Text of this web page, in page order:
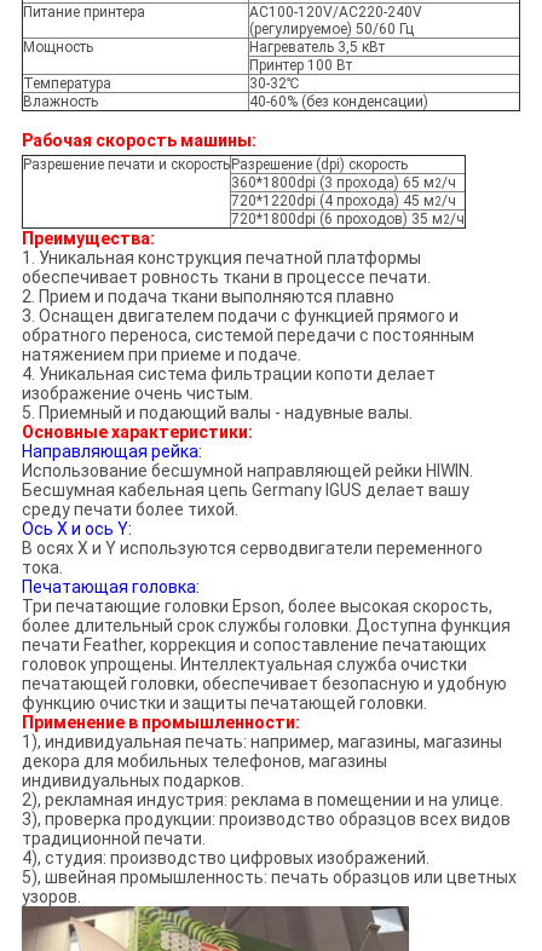
Питание принтера
AC100-120V/AC220-240V
(регулируемое) 50/60 Гц
Мощность
Нагреватель 3,5 кВт
Принтер 100 Вт
Температура
30-32℃
Влажность
40-60% (без конденсации)
Рабочая скорость машины:
Разрешение печати и скорость Разрешение (dpi) скорость
360*1800dpi (3 прохода) 65 м2/ч
720*1220dpi (4 прохода) 45 м2/ч
720*1800dpi (6 проходов) 35 м2/ч
Преимущества:
1. Уникальная конструкция печатной платформы
обеспечивает ровность ткани в процессе печати.
2. Прием и подача ткани выполняются плавно
3. Оснащен двигателем подачи с функцией прямого и
обратного переноса, системой передачи с постоянным
натяжением при приеме и подаче.
4. Уникальная система фильтрации копоти делает
изображение очень чистым.
5. Приемный и подающий валы - надувные валы.
Основные характеристики:
Направляющая рейка:
Использование бесшумной направляющей рейки HIWIN.
Бесшумная кабельная цепь Germany IGUS делает вашу
среду печати более тихой.
Ось X и ось Y:
В осях X и Y используются серводвигатели переменного
тока.
Печатающая головка:
Три печатающие головки Epson, более высокая скорость,
более длительный срок службы головки. Доступна функция
печати Feather, коррекция и сопоставление печатающих
головок упрощены. Интеллектуальная служба очистки
печатающей головки, обеспечивает безопасную и удобную
функцию очистки и защиты печатающей головки.
Применение в промышленности:
1), индивидуальная печать: например, магазины, магазины
декора для мобильных телефонов, магазины
индивидуальных подарков.
2), рекламная индустрия: реклама в помещении и на улице.
3), проверка продукции: производство образцов всех видов
традиционной печати.
4), студия: производство цифровых изображений.
5), швейная промышленность: печать образцов или цветных
узоров.